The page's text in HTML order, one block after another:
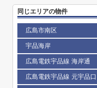
同じエリアの物件
広島市南区
宇品海岸
広島電鉄宇品線 海岸通
広島電鉄宇品線 元宇品口